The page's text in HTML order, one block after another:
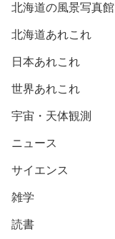
北海道の風景写真館
北海道あれこれ
日本あれこれ
世界あれこれ
宇宙・天体観測
ニュース
サイエンス
雑学
読書